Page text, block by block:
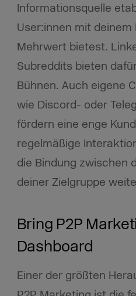
Informationsquelle
User:innen mit deinem
Mehrwert bietest.
Subreddits bieten
Bühnen. Auch eigene
wie Discord- oder
fördern eine enge
regelmäßige
die Bindung zwischen
deiner Zielgruppe
Bring P2P
Dashboard
Einer der größten